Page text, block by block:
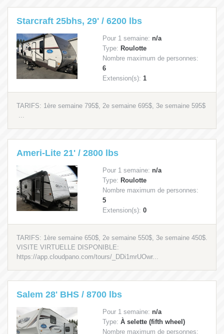
Starcraft 25bhs, 29' / 6200 lbs
Pour 1 semaine: n/a
Type: Roulotte
Nombre maximum de personnes:
6
Extension(s): 1
TARIFS: 1ère semaine 795$, 2e semaine 695$, 3e semaine 595$
Ameri-Lite 21' / 2800 lbs
Pour 1 semaine: n/a
Type: Roulotte
Nombre maximum de personnes:
5
Extension(s): 0
TARIFS: 1ère semaine 650$, 2e semaine 550$, 3e semaine 450$.
VISITE VIRTUELLE DISPONIBLE:
https://app.cloudpano.com/tours/_DDi1mrUOwr...
Salem 28' BHS / 8700 lbs
Pour 1 semaine: n/a
Type: À selette (fifth wheel)
Nombre maximum de personnes: